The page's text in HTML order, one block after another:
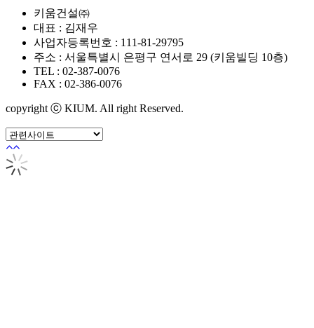
키움건설㈜
대표 : 김재우
사업자등록번호 : 111-81-29795
주소 : 서울특별시 은평구 연서로 29 (키움빌딩 10층)
TEL : 02-387-0076
FAX : 02-386-0076
copyright ⓒ KIUM. All right Reserved.